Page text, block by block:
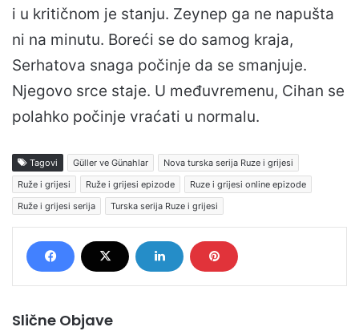
i u kritičnom je stanju. Zeynep ga ne napušta
ni na minutu. Boreći se do samog kraja,
Serhatova snaga počinje da se smanjuje.
Njegovo srce staje. U međuvremenu, Cihan se
polahko počinje vraćati u normalu.
Tagovi Güller ve Günahlar
Nova turska serija Ruze i grijesi
Ruže i grijesi
Ruže i grijesi epizode
Ruze i grijesi online epizode
Ruže i grijesi serija
Turska serija Ruze i grijesi
Slične Objave